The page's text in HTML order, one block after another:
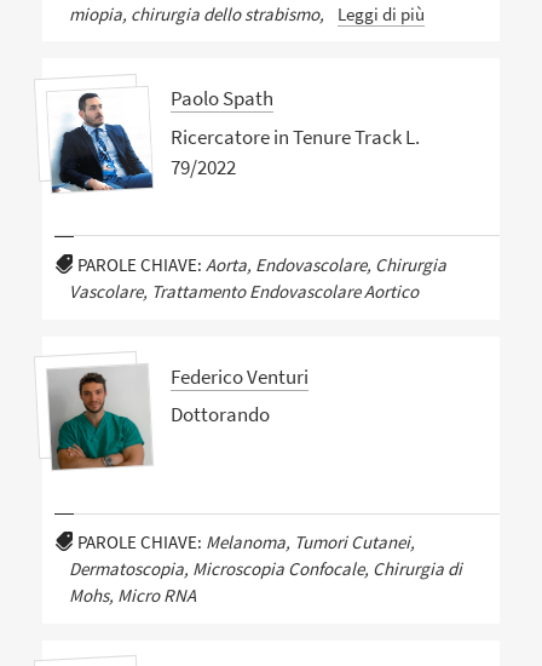
miopia, chirurgia dello strabismo,
Leggi di più
Paolo Spath
Ricercatore in Tenure Track L.
79/2022
PAROLE CHIAVE: Aorta, Endovascolare, Chirurgia
Vascolare, Trattamento Endovascolare Aortico
Federico Venturi
Dottorando
PAROLE CHIAVE: Melanoma, Tumori Cutanei,
Dermatoscopia, Microscopia Confocale, Chirurgia di
Mohs, Micro RNA